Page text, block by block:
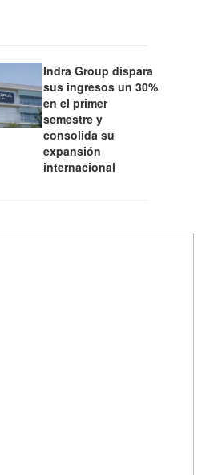
Indra Group dispara
sus ingresos un 30%
en el primer
semestre y
consolida su
expansión
internacional